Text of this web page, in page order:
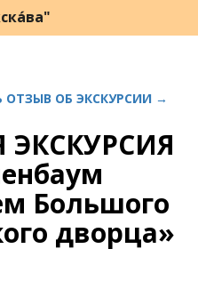
ОБ ЭКСКУРСИИ →
ЭКСКУРСИЯ
Большого
дворца»